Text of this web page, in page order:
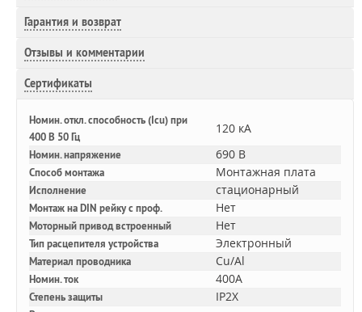
Гарантия и возврат
Отзывы и комментарии
Сертификаты
Номин. откл. способность (Icu) при
400 В 50 Гц
120 кА
Номин. напряжение 690 В
Способ монтажа Монтажная плата
Исполнение стационарный
Монтаж на DIN рейку с проф. Нет
Моторный привод встроенный Нет
Тип расцепителя устройства Электронный
Материал проводника Cu/Al
Номин. ток 400A
Степень защиты IP2X